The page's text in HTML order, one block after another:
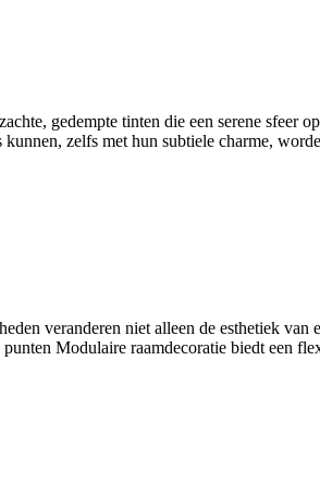
gedempte tinten die een serene sfeer
zelfs met hun subtiele charme,
veranderen niet alleen de esthetiek van
Modulaire raamdecoratie biedt een